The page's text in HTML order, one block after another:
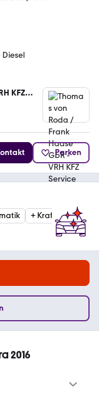
Diesel
KFZ
Parken
+ Kraftstoffart
2016